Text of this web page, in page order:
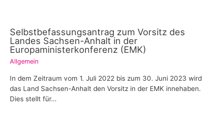
Selbstbefassungsantrag zum Vorsitz des
Landes Sachsen-Anhalt in der
Europaministerkonferenz (EMK)
Allgemein
In dem Zeitraum vom 1. Juli 2022 bis zum 30. Juni 2023 wird
das Land Sachsen-Anhalt den Vorsitz in der EMK innehaben.
Dies stellt für…